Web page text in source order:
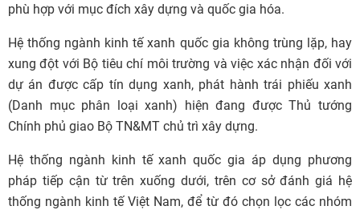
phù hợp với mục đích xây dựng và quốc gia hóa.
Hệ thống ngành kinh tế xanh quốc gia không trùng lặp, hay
xung đột với Bộ tiêu chí môi trường và việc xác nhận đối với
dự án được cấp tín dụng xanh, phát hành trái phiếu xanh
(Danh mục phân loại xanh) hiện đang được Thủ tướng
Chính phủ giao Bộ TN&MT chủ trì xây dựng.
Hệ thống ngành kinh tế xanh quốc gia áp dụng phương
pháp tiếp cận từ trên xuống dưới, trên cơ sở đánh giá hệ
thống ngành kinh tế Việt Nam, để từ đó chọn lọc các nhóm